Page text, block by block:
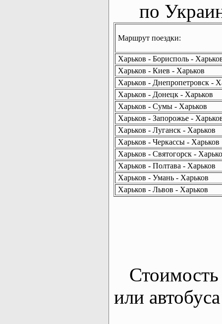
по
Маршрут поездки:
Харьков - Борисполь -
Харьков - Киев - Харьков
Харьков - Днепропетровск -
Харьков - Донецк - Харьков
Харьков - Сумы - Харьков
Харьков - Запорожье -
Харьков - Луганск - Харьков
Харьков - Черкассы - Харьков
Харьков - Святогорск -
Харьков - Полтава - Харьков
Харьков - Умань - Харьков
Харьков - Львов - Харьков
Стоимость
или